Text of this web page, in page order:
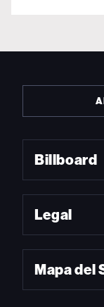
Billboard
Legal
Mapa del